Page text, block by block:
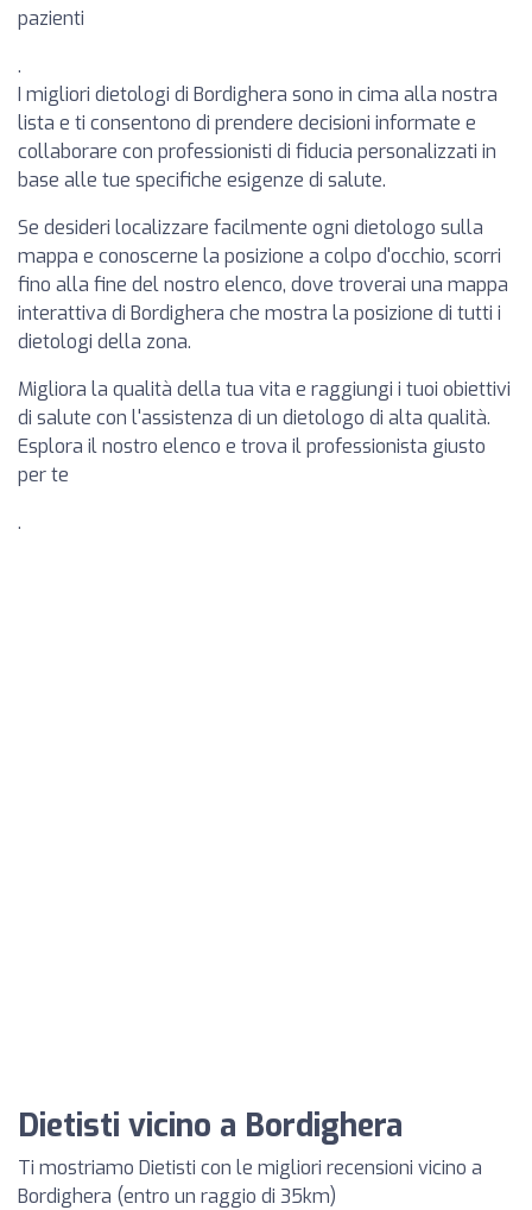
pazienti
.
I migliori dietologi di Bordighera sono in cima alla nostra
lista e ti consentono di prendere decisioni informate e
collaborare con professionisti di fiducia personalizzati in
base alle tue specifiche esigenze di salute.
Se desideri localizzare facilmente ogni dietologo sulla
mappa e conoscerne la posizione a colpo d'occhio, scorri
fino alla fine del nostro elenco, dove troverai una mappa
interattiva di Bordighera che mostra la posizione di tutti i
dietologi della zona.
Migliora la qualità della tua vita e raggiungi i tuoi obiettivi
di salute con l'assistenza di un dietologo di alta qualità.
Esplora il nostro elenco e trova il professionista giusto
per te
.
Dietisti vicino a Bordighera
Ti mostriamo Dietisti con le migliori recensioni vicino a
Bordighera (entro un raggio di 35km)